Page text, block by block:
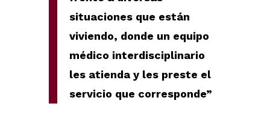
situaciones que están
viviendo, donde un equipo
médico interdisciplinario
les atienda y les preste el
servicio que corresponde”